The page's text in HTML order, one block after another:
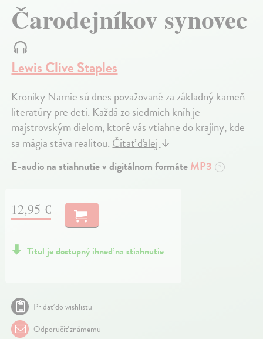
Čarodejníkov synovec
Lewis Clive Staples
Kroniky Narnie sú dnes považované za základný kameň
literatúry pre deti. Každá zo siedmich kníh je
majstrovským dielom, ktoré vás vtiahne do krajiny, kde
sa mágia stáva realitou.Čítať ďalej↓
E-audio na stiahnutie v digitálnom formáteMP3 ?
12,95 €
Titul je dostupný ihneď na stiahnutie
Pridať do wishlistu
Odporučiť známemu